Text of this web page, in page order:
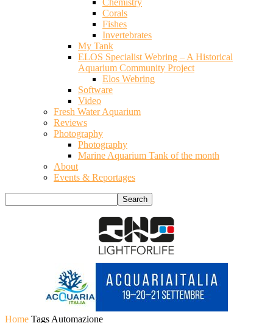
Chemistry
Corals
Fishes
Invertebrates
My Tank
ELOS Specialist Webring – A Historical
Aquarium Community Project
Elos Webring
Software
Video
Fresh Water Aquarium
Reviews
Photography
Photography
Marine Aquarium Tank of the month
About
Events & Reportages
Home Tags Automazione